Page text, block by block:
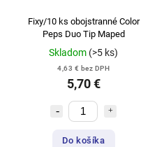
Fixy/10 ks obojstranné Color
Peps Duo Tip Maped
Skladom (>5 ks)
4,63 € bez DPH
5,70 €
Do košíka